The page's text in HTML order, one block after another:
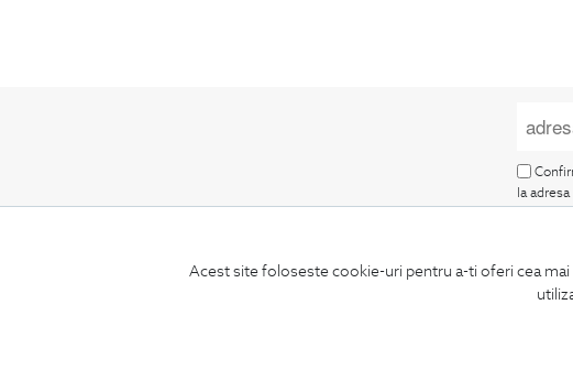
Acest site foloseste cookie-uri pentru a-ti oferi cea
ABONEAZA-TE
LA NEWSLETTER
la adresa